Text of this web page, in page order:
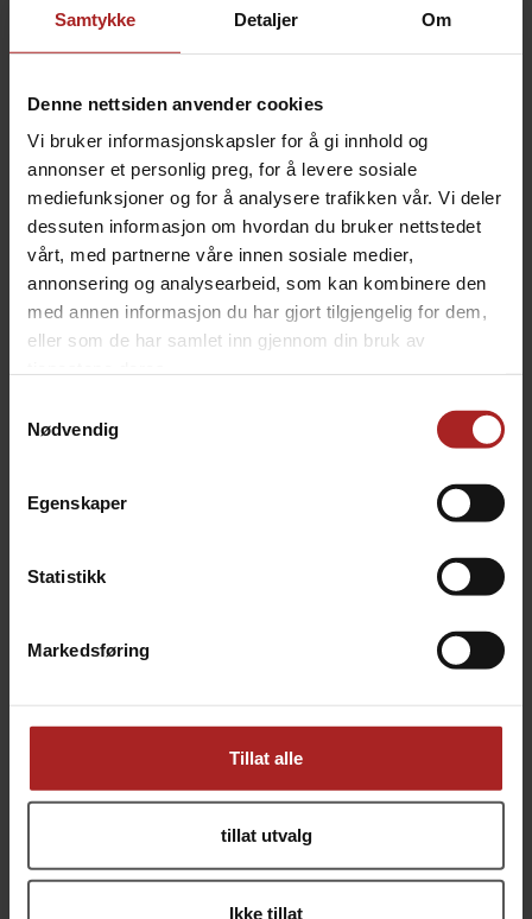
Samtykke Detaljer Om
Denne nettsiden anvender cookies
Vi bruker informasjonskapsler for å gi innhold og
annonser et personlig preg, for å levere sosiale
mediefunksjoner og for å analysere trafikken vår. Vi deler
dessuten informasjon om hvordan du bruker nettstedet
vårt, med partnerne våre innen sosiale medier,
annonsering og analysearbeid, som kan kombinere den
med annen informasjon du har gjort tilgjengelig for dem,
eller som de har samlet inn gjennom din bruk av
Nødvendig
Egenskaper
Statistikk
Markedsføring
Tillat alle
tillat utvalg
Ikke tillat
ALTERNATIVER
Grainfather Brewing Paddle